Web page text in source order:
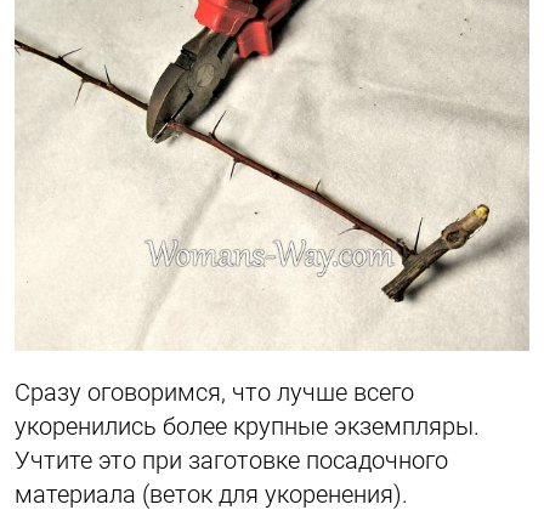
Сразу оговоримся, что лучше всего
укоренились более крупные экземпляры.
Учтите это при заготовке посадочного
материала (веток для укоренения).